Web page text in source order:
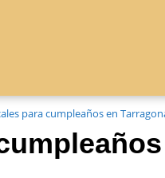
para cumpleaños en